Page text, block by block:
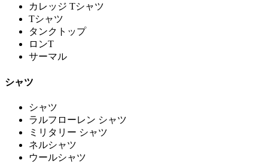
カレッジ Tシャツ
Tシャツ
タンクトップ
ロンT
サーマル
シャツ
シャツ
ラルフローレン シャツ
ミリタリー シャツ
ネルシャツ
ウールシャツ